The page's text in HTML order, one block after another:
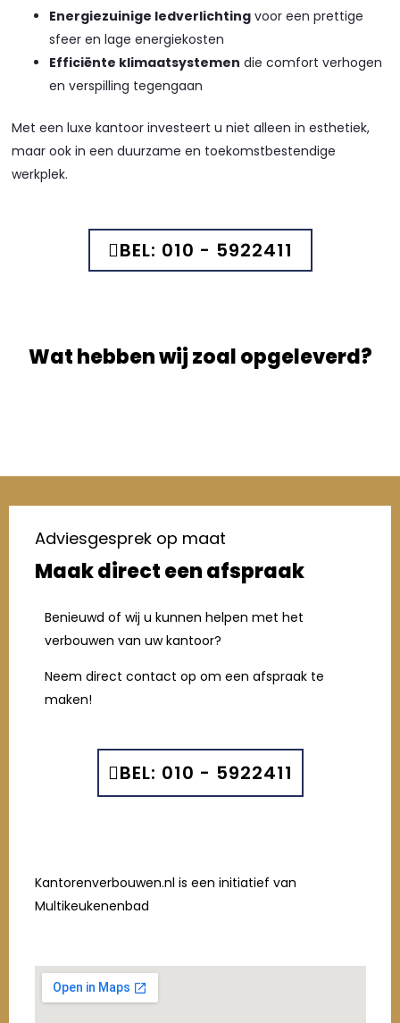
Energiezuinige ledverlichting voor een prettige
sfeer en lage energiekosten
Efficiënte klimaatsystemen die comfort verhogen
en verspilling tegengaan
Met een luxe kantoor investeert u niet alleen in esthetiek,
maar ook in een duurzame en toekomstbestendige
werkplek.
BEL: 010 - 5922411
Wat hebben wij zoal opgeleverd?
Adviesgesprek op maat
Maak direct een afspraak
Benieuwd of wij u kunnen helpen met het
verbouwen van uw kantoor?
Neem direct contact op om een afspraak te
maken!
BEL: 010 - 5922411
Kantorenverbouwen.nl is een initiatief van
Multikeukenenbad